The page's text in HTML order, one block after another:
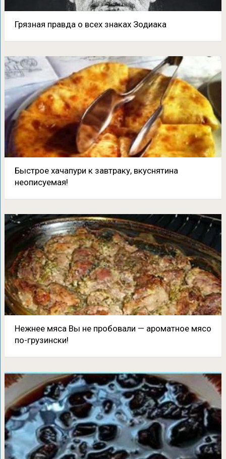
Грязная правда о всех знаках Зодиака
Быстрое хачапури к завтраку, вкуснятина
неописуемая!
Нежнее мяса Вы не пробовали — ароматное мясо
по-грузински!